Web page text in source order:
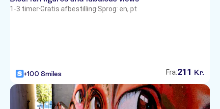
1-3 timer·Gratis afbestilling·Sprog: en, pt
+100 Smiles Fra:211 Kr.